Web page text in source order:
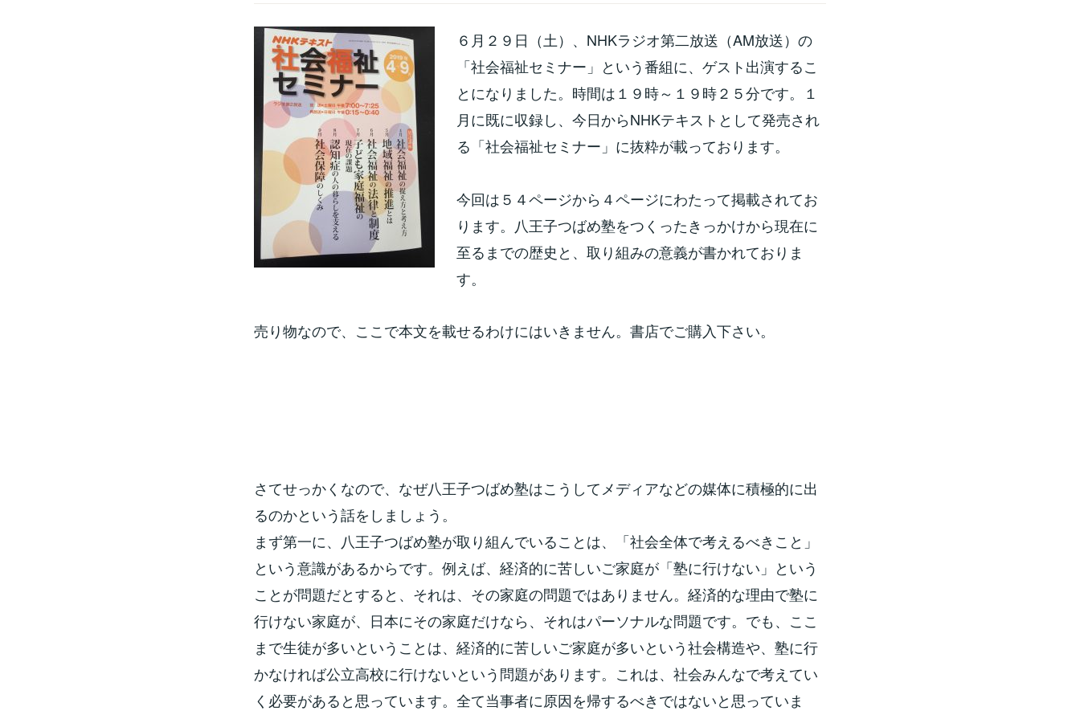
６月２９日（土）、NHKラジオ第二放送（AM放送）の
「社会福祉セミナー」という番組に、ゲスト出演するこ
とになりました。時間は１９時～１９時２５分です。１
月に既に収録し、今日からNHKテキストとして発売され
る「社会福祉セミナー」に抜粋が載っております。
今回は５４ページから４ページにわたって掲載されてお
ります。八王子つばめ塾をつくったきっかけから現在に
至るまでの歴史と、取り組みの意義が書かれておりま
す。
売り物なので、ここで本文を載せるわけにはいきません。書店でご購入下さい。
さてせっかくなので、なぜ八王子つばめ塾はこうしてメディアなどの媒体に積極的に出
るのかという話をしましょう。
まず第一に、八王子つばめ塾が取り組んでいることは、「社会全体で考えるべきこと」
という意識があるからです。例えば、経済的に苦しいご家庭が「塾に行けない」という
ことが問題だとすると、それは、その家庭の問題ではありません。経済的な理由で塾に
行けない家庭が、日本にその家庭だけなら、それはパーソナルな問題です。でも、ここ
まで生徒が多いということは、経済的に苦しいご家庭が多いという社会構造や、塾に行
かなければ公立高校に行けないという問題があります。これは、社会みんなで考えてい
く必要があると思っています。全て当事者に原因を帰するべきではないと思っていま